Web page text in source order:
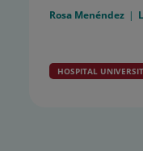
Rosa Menéndez
HOSPITAL